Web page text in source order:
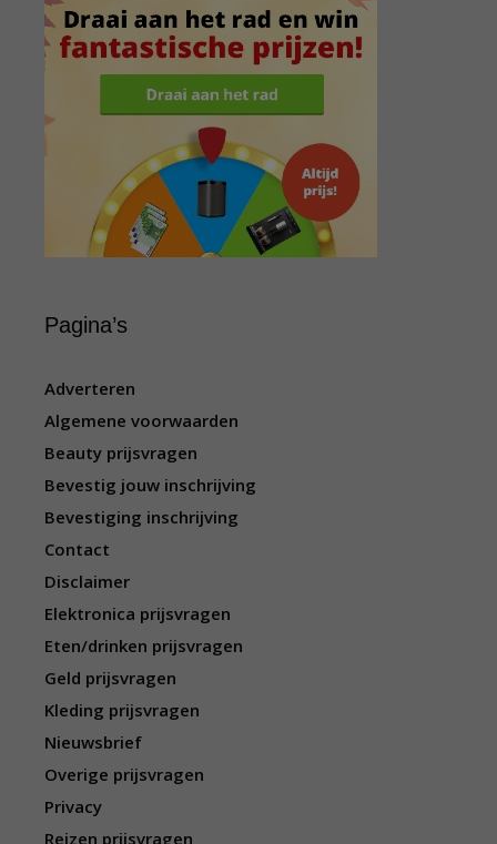
Pagina’s
Adverteren
Algemene voorwaarden
Beauty prijsvragen
Bevestig jouw inschrijving
Bevestiging inschrijving
Contact
Disclaimer
Elektronica prijsvragen
Eten/drinken prijsvragen
Geld prijsvragen
Kleding prijsvragen
Nieuwsbrief
Overige prijsvragen
Privacy
Reizen prijsvragen